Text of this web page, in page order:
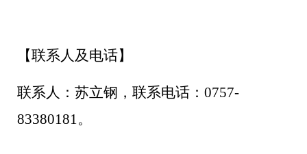
【联系人及电话】
联系人：苏立钢，联系电话：0757-
83380181。